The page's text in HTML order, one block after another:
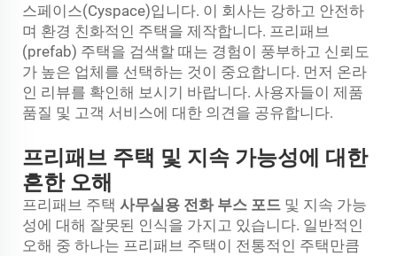
스페이스(Cyspace)입니다. 이 회사는 강하고 안전하
며 환경 친화적인 주택을 제작합니다. 프리패브
(prefab) 주택을 검색할 때는 경험이 풍부하고 신뢰도
가 높은 업체를 선택하는 것이 중요합니다. 먼저 온라
인 리뷰를 확인해 보시기 바랍니다. 사용자들이 제품
품질 및 고객 서비스에 대한 의견을 공유합니다.
프리패브 주택 및 지속 가능성에 대한
흔한 오해
프리패브 주택 사무실용 전화 부스 포드 및 지속 가능
성에 대해 잘못된 인식을 가지고 있습니다. 일반적인
오해 중 하나는 프리패브 주택이 전통적인 주택만큼